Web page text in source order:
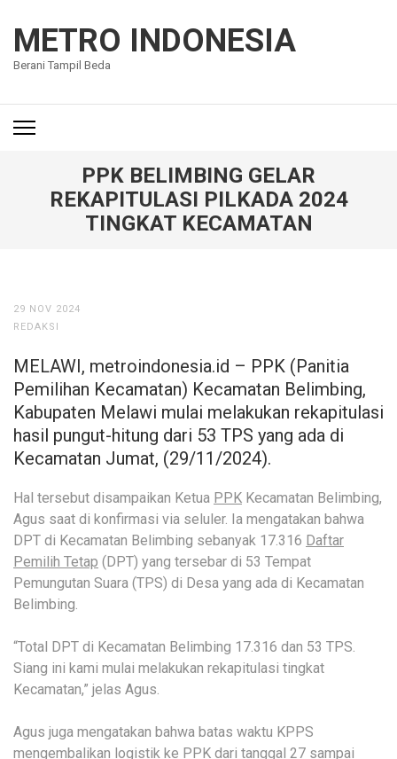
konten
(Tekan
METRO INDONESIA
Berani Tampil Beda
PPK BELIMBING GELAR
REKAPITULASI PILKADA 2024
TINGKAT KECAMATAN
29 NOV 2024
REDAKSI
MELAWI, metroindonesia.id – PPK (Panitia
Pemilihan Kecamatan) Kecamatan Belimbing,
Kabupaten Melawi mulai melakukan rekapitulasi
hasil pungut-hitung dari 53 TPS yang ada di
Kecamatan Jumat, (29/11/2024).
Hal tersebut disampaikan Ketua PPK Kecamatan Belimbing,
Agus saat di konfirmasi via seluler. Ia mengatakan bahwa
DPT di Kecamatan Belimbing sebanyak 17.316 Daftar
Pemilih Tetap (DPT) yang tersebar di 53 Tempat
Pemungutan Suara (TPS) di Desa yang ada di Kecamatan
Belimbing.
“Total DPT di Kecamatan Belimbing 17.316 dan 53 TPS.
Siang ini kami mulai melakukan rekapitulasi tingkat
Kecamatan,” jelas Agus.
Agus juga mengatakan bahwa batas waktu KPPS
mengembalikan logistik ke PPK dari tanggal 27 sampai